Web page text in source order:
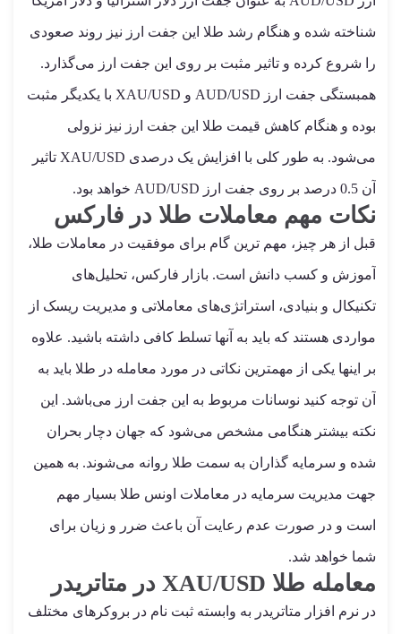
شناخته شده و هنگام رشد طلا این جفت ارز نیز روند صعودی
را شروع کرده و تاثیر مثبت بر روی این جفت ارز می‌گذارد.
همبستگی جفت ارز AUD/USD و XAU/USD با یکدیگر مثبت
بوده و هنگام کاهش قیمت طلا این جفت ارز نیز نزولی
می‌شود. به طور کلی با افزایش یک درصدی XAU/USD تاثیر
آن 0.5 درصد بر روی جفت ارز AUD/USD خواهد بود.
نکات مهم معاملات طلا در فارکس
قبل از هر چیز، مهم ترین گام برای موفقیت در معاملات طلا،
آموزش و کسب دانش است. بازار فارکس، تحلیل‌های
تکنیکال و بنیادی، استراتژی‌های معاملاتی و مدیریت ریسک از
مواردی هستند که باید به آنها تسلط کافی داشته باشید. علاوه
بر اینها یکی از مهمترین نکاتی در مورد معامله در طلا باید به
آن توجه کنید نوسانات مربوط به این جفت ارز می‌باشد. این
نکته بیشتر هنگامی مشخص می‌شود که جهان دچار بحران
شده و سرمایه گذاران به سمت طلا روانه می‌شوند. به همین
جهت مدیریت سرمایه در معاملات اونس طلا بسیار مهم
است و در صورت عدم رعایت آن باعث ضرر و زیان برای
شما خواهد شد.
معامله طلا XAU/USD در متاتریدر
در نرم افزار متاتریدر به وابسته ثبت نام در بروکرهای مختلف